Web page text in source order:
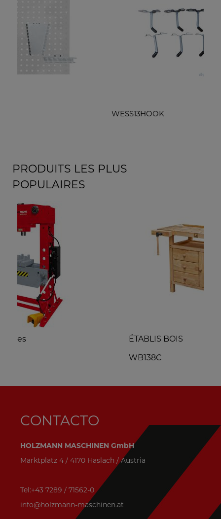
PRODUITS LES PLUS
POPULAIRES
CONTACTO
HOLZMANN MASCHINEN GmbH
Marktplatz 4 / 4170 Haslach / Austria
Tel:+43 7289 / 71562-0
info@holzmann-maschinen.at